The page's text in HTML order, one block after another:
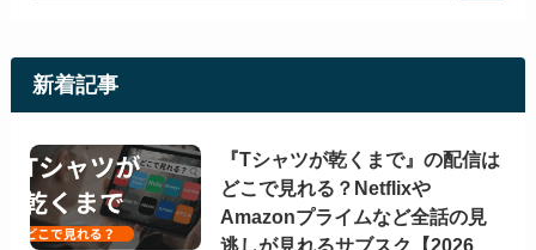
新着記事
『Tシャツが乾くまで』の配信は
どこで見れる？Netflixや
Amazonプライムなど全話の見
逃しが見れるサブスク【2026